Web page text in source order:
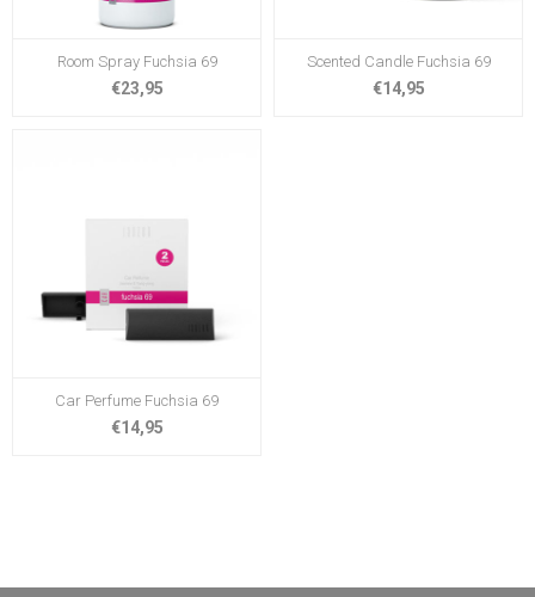
Room Spray Fuchsia 69
€23,95
Scented Candle Fuchsia 69
€14,95
Car Perfume Fuchsia 69
€14,95